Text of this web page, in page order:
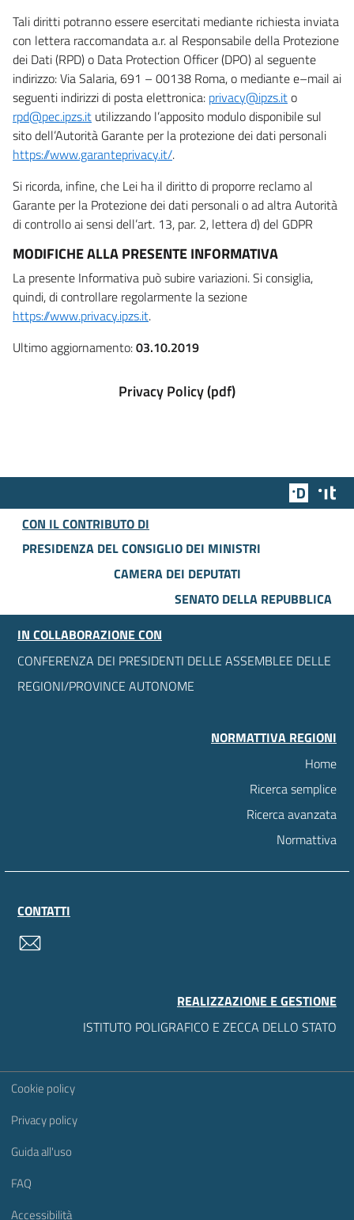
Tali diritti potranno essere esercitati mediante richiesta inviata
con lettera raccomandata a.r. al Responsabile della Protezione
dei Dati (RPD) o Data Protection Officer (DPO) al seguente
indirizzo: Via Salaria, 691 – 00138 Roma, o mediante e–mail ai
seguenti indirizzi di posta elettronica: privacy@ipzs.ito
rpd@pec.ipzs.it utilizzando l’apposito modulo disponibile sul
sito dell’Autorità Garante per la protezione dei dati personali
https://www.garanteprivacy.it/.
Si ricorda, infine, che Lei ha il diritto di proporre reclamo al
Garante per la Protezione dei dati personali o ad altra Autorità
di controllo ai sensi dell’art. 13, par. 2, lettera d) del GDPR
MODIFICHE ALLA PRESENTE INFORMATIVA
La presente Informativa può subire variazioni. Si consiglia,
quindi, di controllare regolarmente la sezione
https://www.privacy.ipzs.it.
Ultimo aggiornamento:03.10.2019
Privacy Policy (pdf)
Team
CON IL CONTRIBUTO DI
PRESIDENZA DEL CONSIGLIO DEI MINISTRI
CAMERA DEI DEPUTATI
SENATO DELLA REPUBBLICA
IN COLLABORAZIONE CON
CONFERENZA DEI PRESIDENTI DELLE ASSEMBLEE DELLE
REGIONI/PROVINCE AUTONOME
NORMATTIVA REGIONI
Home
Ricerca semplice
Ricerca avanzata
Normattiva
CONTATTI
REALIZZAZIONE E GESTIONE
ISTITUTO POLIGRAFICO E ZECCA DELLO STATO
Sezione Link Utili
Cookie policy
Privacy policy
Guida all'uso
FAQ
Accessibilità